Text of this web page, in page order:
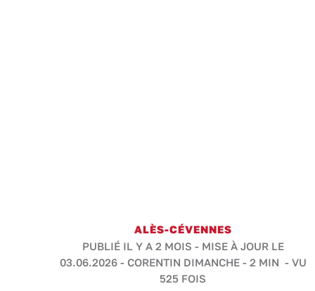
ALÈS-CÉVENNES
PUBLIÉ IL Y A 2 MOIS - MISE À JOUR LE
03.06.2026 - CORENTIN DIMANCHE- 2 MIN - VU
525 FOIS